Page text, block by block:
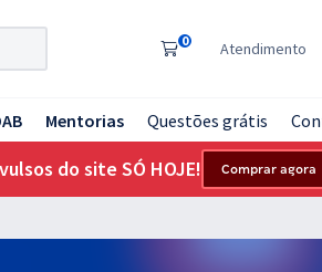
0 Atendimento
Mentorias Questões grátis
do site SÓ HOJE! Comprar agora